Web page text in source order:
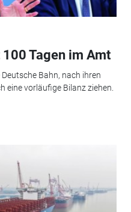
Tagen im Amt
Bahn, nach ihren
eine vorläufige Bilanz ziehen.